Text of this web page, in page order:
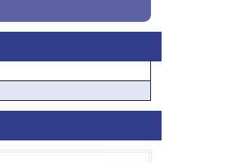
стандартам качества